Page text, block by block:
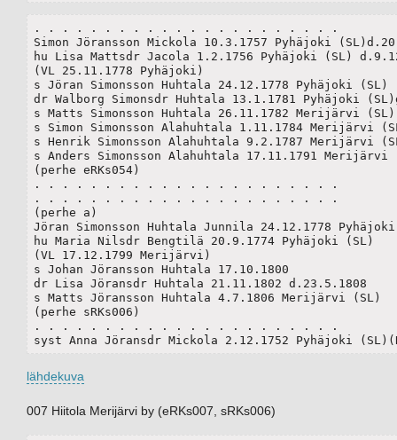
. . . . . . . . . . . . . . . . . . . . . .
Simon Jöransson Mickola 10.3.1757 Pyhäjoki
hu Lisa Mattsdr Jacola 1.2.1756 Pyhäjoki (SL)
(VL 25.11.1778 Pyhäjoki)
s Jöran Simonsson Huhtala 24.12.1778 Pyhäjoki (SL)
dr Walborg Simonsdr Huhtala 13.1.1781 Pyhäjoki
s Matts Simonsson Huhtala 26.11.1782 Merijärvi (SL)
s Simon Simonsson Alahuhtala 1.11.1784 Merijärvi
s Henrik Simonsson Alahuhtala 9.2.1787 Merijärvi
s Anders Simonsson Alahuhtala 17.11.1791 Merijärvi
(perhe eRKs054)
. . . . . . . . . . . . . . . . . . . . . .
. . . . . . . . . . . . . . . . . . . . . .
(perhe a)
Jöran Simonsson Huhtala Junnila 24.12.1778
hu Maria Nilsdr Bengtilä 20.9.1774 Pyhäjoki (SL)
(VL 17.12.1799 Merijärvi)
s Johan Jöransson Huhtala 17.10.1800
dr Lisa Jöransdr Huhtala 21.11.1802 d.23.5.1808
s Matts Jöransson Huhtala 4.7.1806 Merijärvi (SL)
(perhe sRKs006)
. . . . . . . . . . . . . . . . . . . . . .
syst Anna Jöransdr Mickola 2.12.1752 Pyhäjoki
lähdekuva
007 Hiitola Merijärvi by (eRKs007, sRKs006)